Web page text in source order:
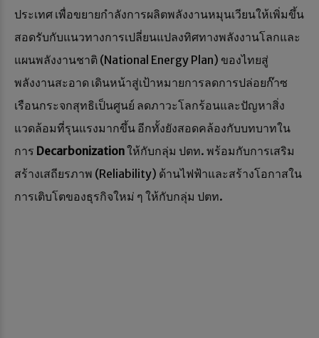
ประเทศ เพื่อขยายกำลังการผลิตพลังงานหมุนเวียนให้เพิ่มขึ้น
สอดรับกับแนวทางการเปลี่ยนแปลงทิศทางพลังงานโลกและ
แผนพลังงานชาติ (National Energy Plan) ของไทยสู่
พลังงานสะอาด เดินหน้าสู่เป้าหมายการลดการปล่อยก๊าซ
เรือนกระจกสุทธิเป็นศูนย์ ลดภาวะโลกร้อนและปัญหาสิ่ง
แวดล้อมที่รุนแรงมากขึ้น อีกทั้งยังสอดคล้องกับบทบาทใน
การ Decarbonizationให้กับกลุ่ม ปตท. พร้อมกับการเสริม
สร้างเสถียรภาพ (Reliability) ด้านไฟฟ้าและสร้างโอกาสใน
การเติบโตของธุรกิจใหม่ ๆ ให้กับกลุ่ม ปตท.